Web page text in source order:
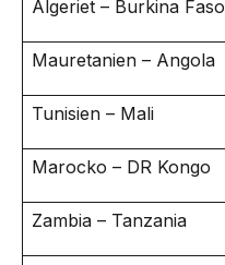
Algeriet – Burkina Faso
Mauretanien – Angola
Tunisien – Mali
Marocko – DR Kongo
Zambia – Tanzania